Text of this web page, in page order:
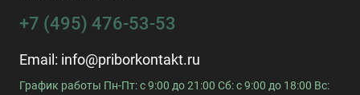
+7 (495) 476-53-53
Email: info@priborkontakt.ru
График работы Пн-Пт: с 9:00 до 21:00 Сб: с 9:00 до 18:00 Вс: